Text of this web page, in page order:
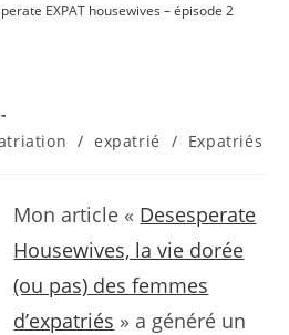
EXPAT housewives – épisode 2
/ expatrié / Expatriés
Mon article « Desesperate
Housewives, la vie dorée
(ou pas) des femmes
d’expatriés » a généré un